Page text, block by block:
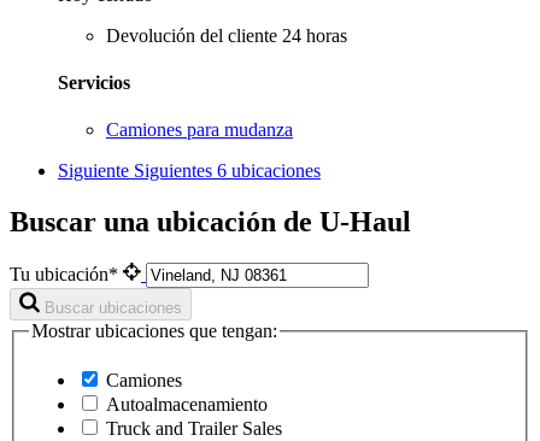
Devolución del cliente 24 horas
Servicios
Camiones para mudanza
Siguiente Siguientes 6 ubicaciones
Buscar una ubicación de U-Haul
Tu ubicación*
Buscar ubicaciones
Mostrar ubicaciones que tengan:
Camiones
Autoalmacenamiento
Truck and Trailer Sales